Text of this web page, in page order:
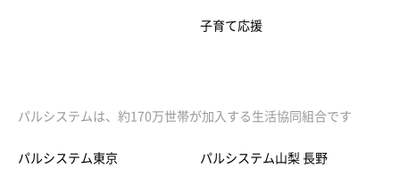
子育て応援
パルシステムは、約170万世帯が加入する生活協同組合です
パルシステム東京 パルシステム山梨 長野